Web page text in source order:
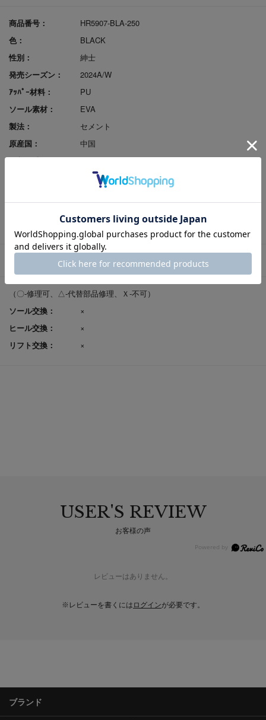
商品番号：
HR5907-BLA-250
色：
BLACK
性別：
紳士
発売シーズン：
2024A/W
ｱｯﾊﾟｰ材料：
PU
ソール素材：
EVA
製法：
セメント
原産国：
中国
足入れ感（幅）：
3E相当
返品サイズ交換：
可
試着申込可否：
否
（〇-修理可、△-代替部品修理、Ｘ-不可）
ソール交換：
×
ヒール交換：
×
リフト交換：
×
USER'S REVIEW
お客様の声
レビューはありません。
※レビューを書くには ログインが必要です。
ブランド